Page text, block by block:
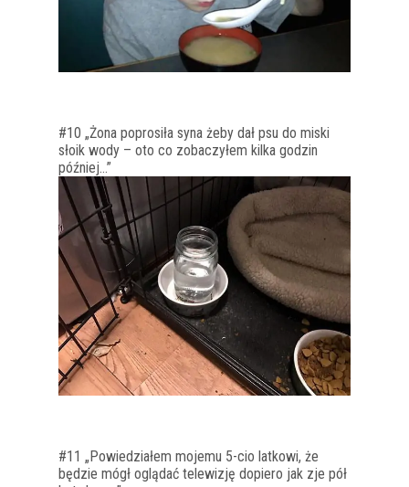
#10 „Żona poprosiła syna żeby dał psu do miski
słoik wody – oto co zobaczyłem kilka godzin
później…”
#11 „Powiedziałem mojemu 5-cio latkowi, że
będzie mógł oglądać telewizję dopiero jak zje pół